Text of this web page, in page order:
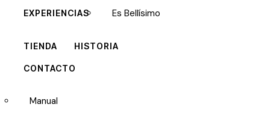
EXPERIENCIAS Es Bellísimo
TIENDA HISTORIA
CONTACTO
Manual